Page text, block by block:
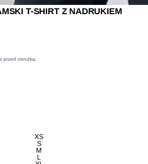
T-SHIRT Z NADRUKIEM
przed obniżką:
XS
S
M
L